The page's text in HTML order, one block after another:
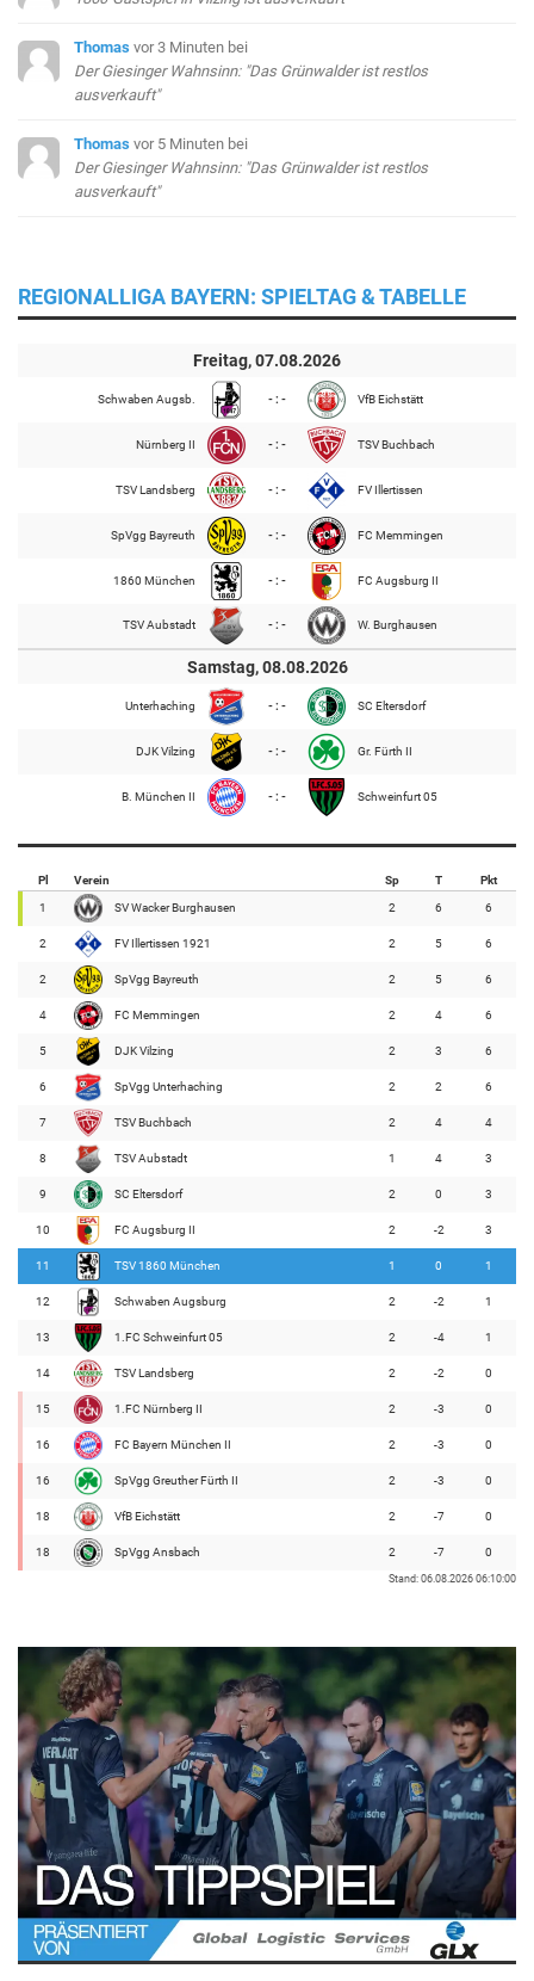
Thomas vor 3 Minuten bei
Der Giesinger Wahnsinn: "Das Grünwalder ist restlos
ausverkauft"
Thomas vor 5 Minuten bei
Der Giesinger Wahnsinn: "Das Grünwalder ist restlos
ausverkauft"
REGIONALLIGA BAYERN: SPIELTAG & TABELLE
Freitag, 07.08.2026
Schwaben Augsb. - : - VfB Eichstätt
Nürnberg II - : - TSV Buchbach
TSV Landsberg - : - FV Illertissen
SpVgg Bayreuth - : - FC Memmingen
1860 München - : - FC Augsburg II
TSV Aubstadt - : - W. Burghausen
Samstag, 08.08.2026
Unterhaching - : - SC Eltersdorf
DJK Vilzing - : - Gr. Fürth II
B. München II - : - Schweinfurt 05
Pl Verein Sp T Pkt
1 SV Wacker Burghausen 2 6 6
2 FV Illertissen 1921 2 5 6
2 SpVgg Bayreuth 2 5 6
4 FC Memmingen 2 4 6
5 DJK Vilzing 2 3 6
6 SpVgg Unterhaching 2 2 6
7 TSV Buchbach 2 4 4
8 TSV Aubstadt 1 4 3
9 SC Eltersdorf 2 0 3
10 FC Augsburg II 2 -2 3
11 TSV 1860 München 1 0 1
12 Schwaben Augsburg 2 -2 1
13 1.FC Schweinfurt 05 2 -4 1
14 TSV Landsberg 2 -2 0
15 1.FC Nürnberg II 2 -3 0
16 FC Bayern München II 2 -3 0
16 SpVgg Greuther Fürth II 2 -3 0
18 VfB Eichstätt 2 -7 0
18 SpVgg Ansbach 2 -7 0
Stand: 06.08.2026 06:10:00